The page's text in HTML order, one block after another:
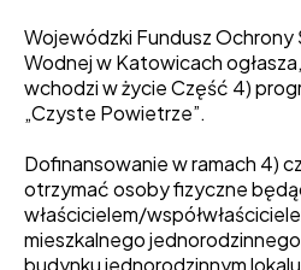
Wojewódzki Fundusz Ochrony
Wodnej w Katowicach
wchodzi w życie Część 4)
„Czyste Powietrze”.
Dofinansowanie w ramach 4)
otrzymać osoby fizyczne
właścicielem/
mieszkalnego
budynku jednorodzinnym